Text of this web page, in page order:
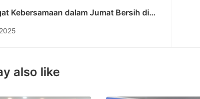
Kebersamaan dalam Jumat Bersih di
also like